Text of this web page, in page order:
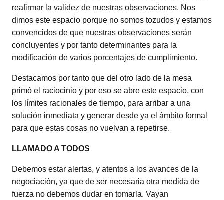
reafirmar la validez de nuestras observaciones. Nos
dimos este espacio porque no somos tozudos y estamos
convencidos de que nuestras observaciones serán
concluyentes y por tanto determinantes para la
modificación de varios porcentajes de cumplimiento.
Destacamos por tanto que del otro lado de la mesa
primó el raciocinio y por eso se abre este espacio, con
los límites racionales de tiempo, para arribar a una
solución inmediata y generar desde ya el ámbito formal
para que estas cosas no vuelvan a repetirse.
LLAMADO A TODOS
Debemos estar alertas, y atentos a los avances de la
negociación, ya que de ser necesaria otra medida de
fuerza no debemos dudar en tomarla. Vayan